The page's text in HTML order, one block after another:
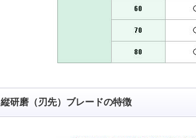
縦研磨（刃先）ブレードの特徴